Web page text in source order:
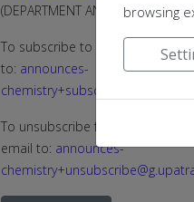
(DEPARTMENT
To subscribe to the list, send an
to: announces-
chemistry+subscribe@g.upatras.gr
To unsubscribe from the list,
email to: announces-
browsing